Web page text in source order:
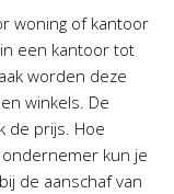
woning of kantoor
een kantoor tot
worden deze
winkels. De
de prijs. Hoe
kun je
de aanschaf van